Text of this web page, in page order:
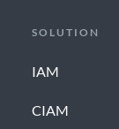
SOLUTION
IAM
CIAM